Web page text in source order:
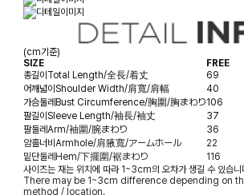
(cm기준)
SIZE
FREE
총길이Total Length/全長/着丈
69
어깨넓이Shoulder Width/肩寬/肩幅
40
가슴둘레Bust Circumference/胸圍/胸まわり106
팔길이Sleeve Length/袖長/袖丈
37
팔둘레Arm/袖圍/腕まわり
36
암홀너비Armhole/肩腋寬/アームホール
22
밑단둘레Hem/下擺圍/裾まわり
116
사이즈는 재는 위치에 따라 1~3cm의 오차가 생길 수 있습니
There may be 1~3cm difference depending on
method / location.